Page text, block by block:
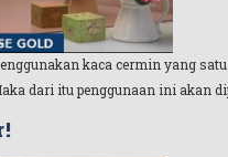
kaca cermin yang
dari itu penggunaan ini akan